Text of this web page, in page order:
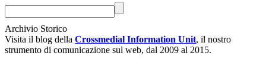
Archivio Storico
Visita il blog della Crossmedial Information Unit, il nostro
strumento di comunicazione sul web, dal 2009 al 2015.